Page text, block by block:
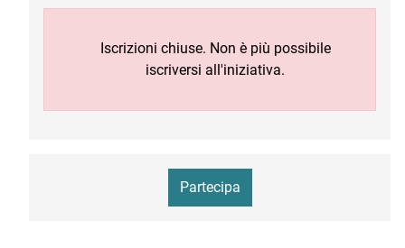
Iscrizioni chiuse. Non è più possibile
iscriversi all'iniziativa.
Partecipa